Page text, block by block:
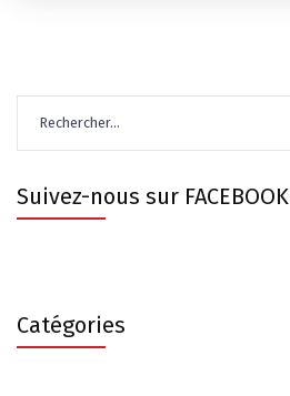
Suivez-nous sur FACEBOOK
Catégories